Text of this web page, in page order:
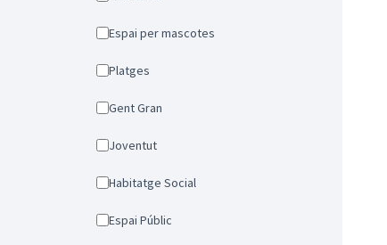
Espai per mascotes
Platges
Gent Gran
Joventut
Habitatge Social
Espai Públic